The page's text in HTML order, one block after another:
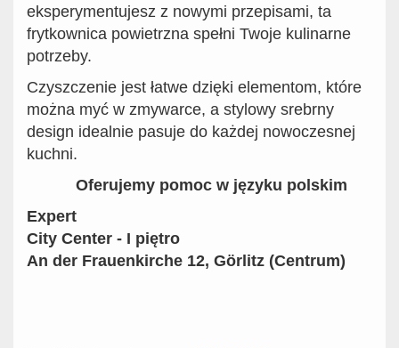
eksperymentujesz z nowymi przepisami, ta
frytkownica powietrzna spełni Twoje kulinarne
potrzeby.
Czyszczenie jest łatwe dzięki elementom, które
można myć w zmywarce, a stylowy srebrny
design idealnie pasuje do każdej nowoczesnej
kuchni.
Oferujemy pomoc w języku polskim
Expert
City Center - I piętro
An der Frauenkirche 12, Görlitz (Centrum)